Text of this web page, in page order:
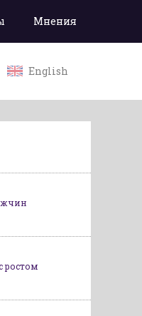
Мнения
English
ростом